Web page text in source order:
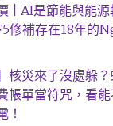
| AI是節能與能源
修補存在18年的
核災來了沒處躲
帳單當符咒，看
！